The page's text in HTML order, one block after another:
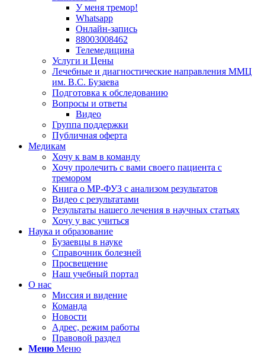
У меня тремор!
Whatsapp
Онлайн-запись
88003008462
Телемедицина
Услуги и Цены
Лечебные и диагностические направления ММЦ
им. В.С. Бузаева
Подготовка к обследованию
Вопросы и ответы
Видео
Группа поддержки
Публичная оферта
Медикам
Хочу к вам в команду
Хочу пролечить с вами своего пациента с
тремором
Книга о МР-ФУЗ с aнализом результатов
Видео с результатами
Результаты нашего лечения в научных статьях
Хочу у вас учиться
Наука и образование
Бузаевцы в науке
Справочник болезней
Просвещение
Наш учебный портал
О нас
Миссия и видение
Команда
Новости
Адрес, режим работы
Правовой раздел
Меню Меню